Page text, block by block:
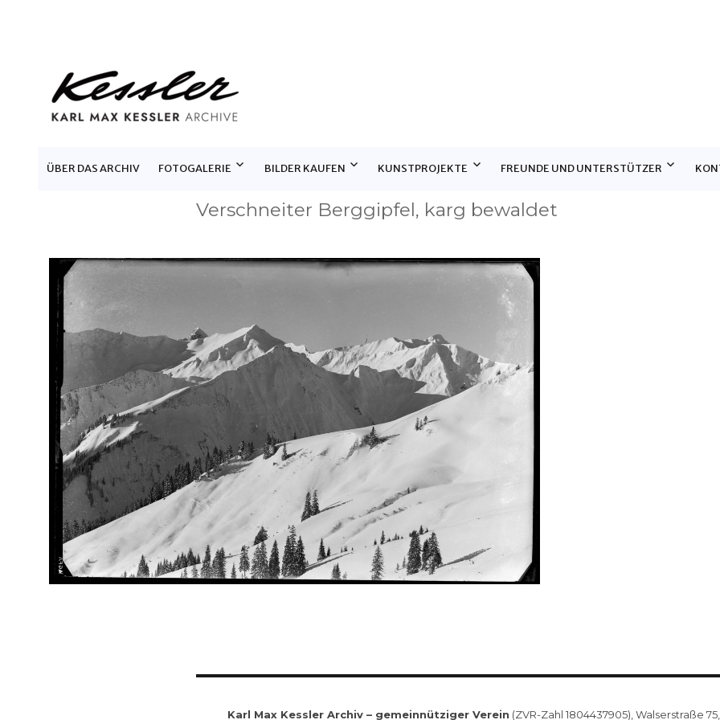
KARL MAX KESSLER ARCHIVE
ÜBER DAS ARCHIV FOTOGALERIE BILDER KAUFEN KUNSTPROJEKTE FREUNDE UND UNTERSTÜTZER
Verschneiter Berggipfel, karg bewaldet
Karl Max Kessler Archiv – gemeinnütziger Verein (ZVR-Zahl 1804437905), Walserstraße